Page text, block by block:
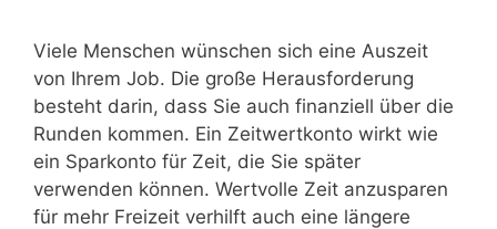
Viele Menschen wünschen sich eine Auszeit
von Ihrem Job. Die große Herausforderung
besteht darin, dass Sie auch finanziell über die
Runden kommen. Ein Zeitwertkonto wirkt wie
ein Sparkonto für Zeit, die Sie später
verwenden können. Wertvolle Zeit anzusparen
für mehr Freizeit verhilft auch eine längere